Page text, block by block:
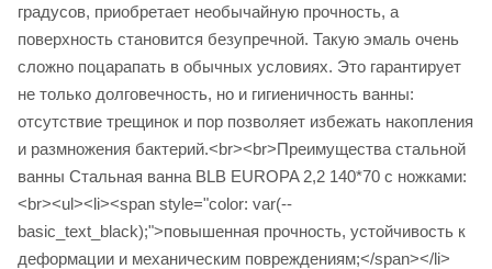
градусов, приобретает необычайную прочность, а
поверхность становится безупречной. Такую эмаль очень
сложно поцарапать в обычных условиях. Это гарантирует
не только долговечность, но и гигиеничность ванны:
отсутствие трещинок и пор позволяет избежать накопления
и размножения бактерий.<br><br>Преимущества стальной
ванны Стальная ванна BLB EUROPA 2,2 140*70 с ножками:
<br><ul><li><span style="color: var(--
basic_text_black);">повышенная прочность, устойчивость к
деформации и механическим повреждениям;</span></li>